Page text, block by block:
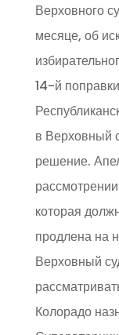
Верховного
месяце, об
14-й
в Верховный
решение.
которая
продлена на
Верховный
Колорадо